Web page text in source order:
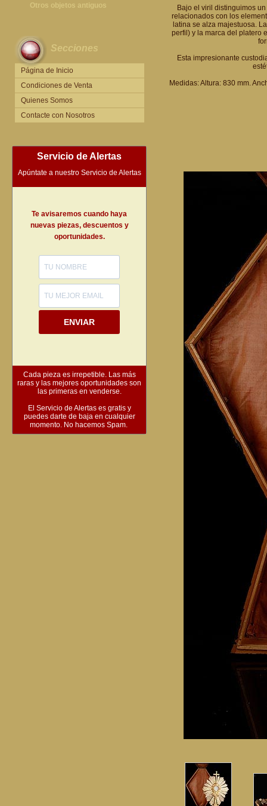
Radios antiguas
Relojes sobremesa antiguos
Relojes de pie antiguos
Relojes de bolsillo antiguos
Relojes de pulsera antiguos
Otros objetos antiguos
Secciones
Página de Inicio
Condiciones de Venta
Quienes Somos
Contacte con Nosotros
Servicio de Alertas
Apúntate a nuestro Servicio de Alertas
Te avisaremos cuando haya
nuevas piezas, descuentos y
oportunidades.
ENVIAR
Cada pieza es irrepetible. Las más
raras y las mejores oportunidades son
las primeras en venderse.
El Servicio de Alertas es gratis y
puedes darte de baja en cualquier
momento. No hacemos Spam.
Bajo el viril distinguimos
relacionados con los
latina se alza majestuosa.
perfil) y la marca del platero
Esta impresionante
Medidas: Altura: 830 mm.